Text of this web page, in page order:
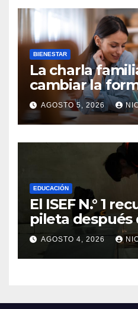
BIENESTAR
La charla
cambiar la
educamos a
sobre el dinero
AGOSTO 5, 2026
EDUCACIÓN
El ISEF N.° 1
pileta después
obra ya supera
cambia la
de estudiantes
AGOSTO 4, 2026